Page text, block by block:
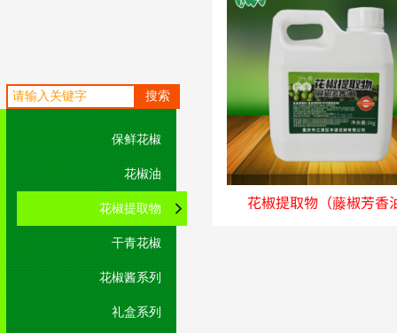
花椒提取物（藤椒芳香
保鲜花椒
花椒油
花椒提取物
干青花椒
花椒酱系列
礼盒系列
搜索